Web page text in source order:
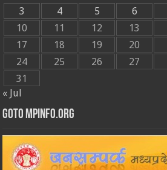
3
4 5 6
10
11 12 13
17
18 19 20
24
25 26 27
31
« Jul
GOTO MPINFO.ORG